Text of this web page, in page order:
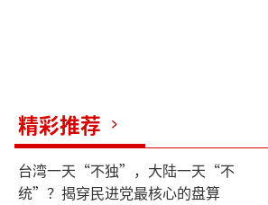
精彩推荐
台湾一天“不独”，大陆一天“不
统”？揭穿民进党最核心的盘算